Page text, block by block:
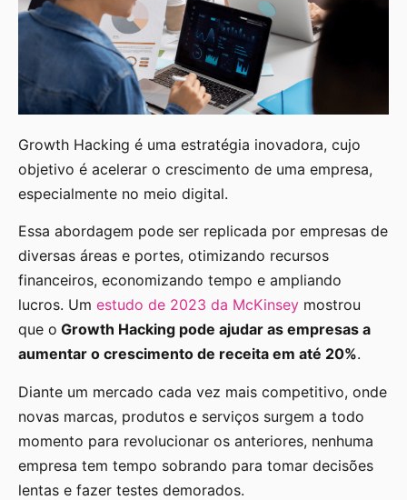
Growth Hacking é uma estratégia inovadora, cujo
objetivo é acelerar o crescimento de uma empresa,
especialmente no meio digital.
Essa abordagem pode ser replicada por empresas de
diversas áreas e portes, otimizando recursos
financeiros, economizando tempo e ampliando
lucros. Um estudo de 2023 da McKinsey mostrou
que o Growth Hacking pode ajudar as empresas a
aumentar o crescimento de receita em até 20%.
Diante um mercado cada vez mais competitivo, onde
novas marcas, produtos e serviços surgem a todo
momento para revolucionar os anteriores, nenhuma
empresa tem tempo sobrando para tomar decisões
lentas e fazer testes demorados.